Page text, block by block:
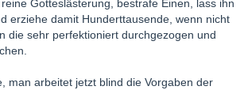
Gotteslästerung, bestrafe Einen, lass ihn
erziehe damit Hunderttausende, wenn nicht
die sehr perfektioniert durchgezogen und
man arbeitet jetzt blind die Vorgaben der